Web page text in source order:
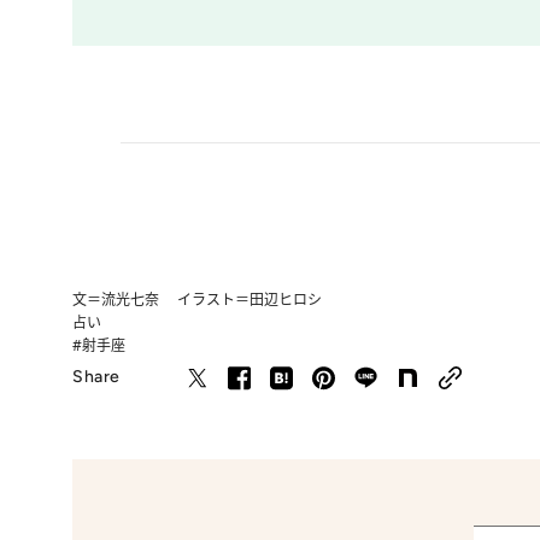
文＝流光七奈 イラスト＝田辺ヒロシ
占い
#射手座
Share